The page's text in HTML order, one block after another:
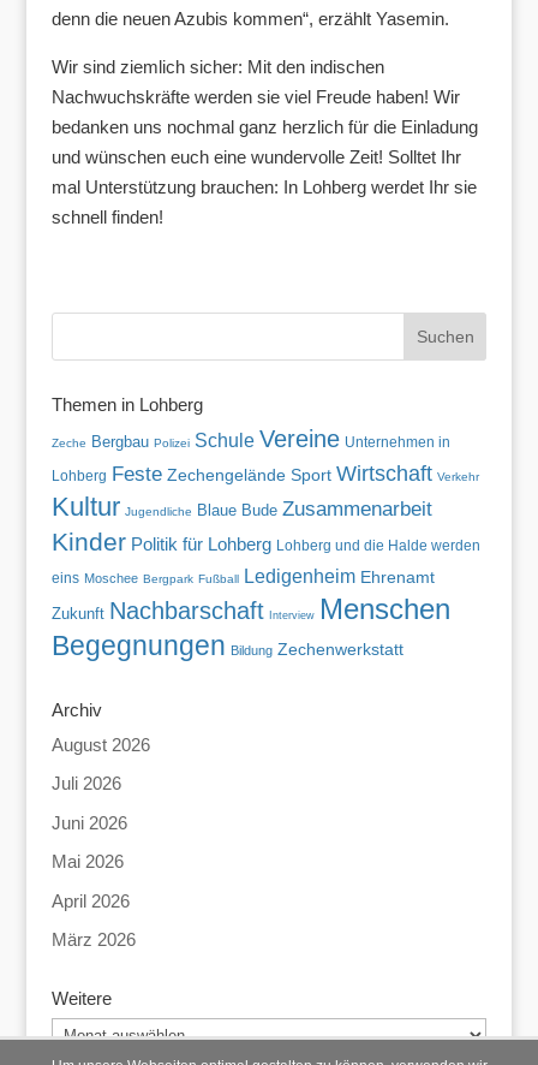
denn die neuen Azubis kommen“, erzählt Yasemin.
Wir sind ziemlich sicher: Mit den indischen
Nachwuchskräfte werden sie viel Freude haben! Wir
bedanken uns nochmal ganz herzlich für die Einladung
und wünschen euch eine wundervolle Zeit! Solltet Ihr
mal Unterstützung brauchen: In Lohberg werdet Ihr sie
schnell finden!
Themen in Lohberg
Zeche Bergbau Polizei Schule Vereine Unternehmen in
Lohberg Feste Zechengelände Sport Wirtschaft Verkehr
Kultur Jugendliche Blaue Bude Zusammenarbeit
Kinder Politik für Lohberg Lohberg und die Halde werden
eins Moschee Bergpark Fußball Ledigenheim Ehrenamt
Zukunft Nachbarschaft Interview Menschen
Begegnungen Bildung Zechenwerkstatt
Archiv
August 2026
Juli 2026
Juni 2026
Mai 2026
April 2026
März 2026
Weitere
Weitere